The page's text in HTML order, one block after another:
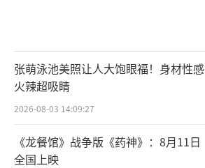
张萌泳池美照让人大饱眼福！身材性感
火辣超吸睛
2026-08-03 14:09:27
《龙餐馆》战争版《药神》：8月11日
全国上映